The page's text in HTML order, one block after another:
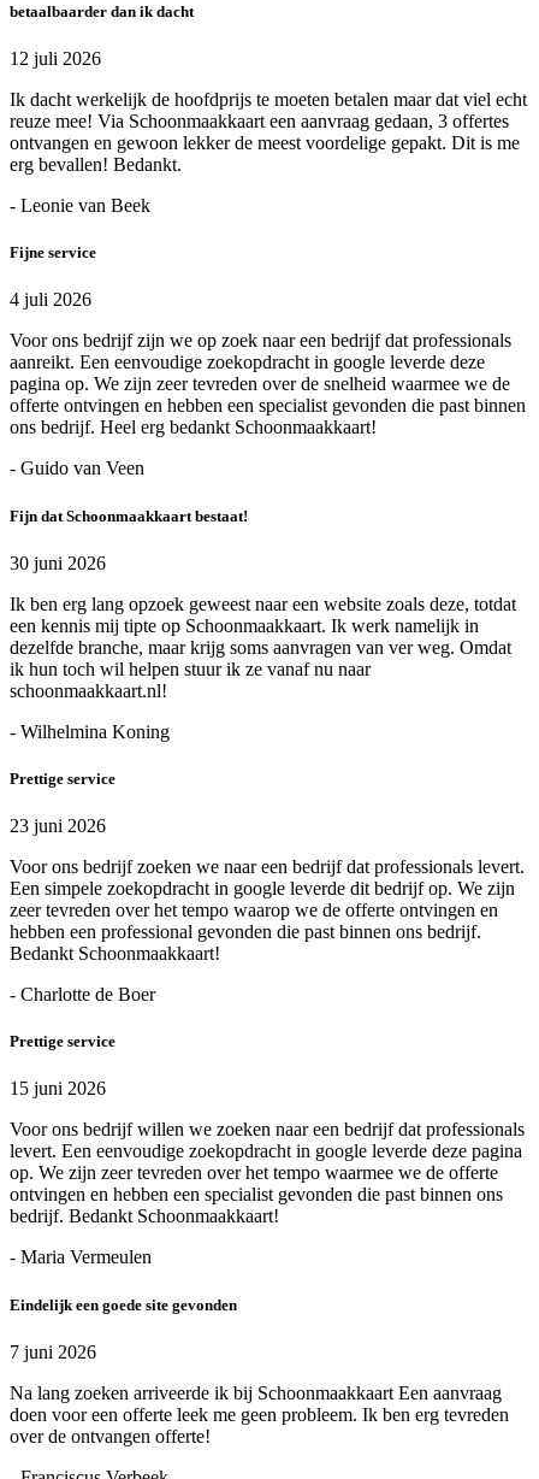
betaalbaarder dan ik dacht
12 juli 2026
Ik dacht werkelijk de hoofdprijs te moeten betalen maar dat viel echt
reuze mee! Via Schoonmaakkaart een aanvraag gedaan, 3 offertes
ontvangen en gewoon lekker de meest voordelige gepakt. Dit is me
erg bevallen! Bedankt.
- Leonie van Beek
Fijne service
4 juli 2026
Voor ons bedrijf zijn we op zoek naar een bedrijf dat professionals
aanreikt. Een eenvoudige zoekopdracht in google leverde deze
pagina op. We zijn zeer tevreden over de snelheid waarmee we de
offerte ontvingen en hebben een specialist gevonden die past binnen
ons bedrijf. Heel erg bedankt Schoonmaakkaart!
- Guido van Veen
Fijn dat Schoonmaakkaart bestaat!
30 juni 2026
Ik ben erg lang opzoek geweest naar een website zoals deze, totdat
een kennis mij tipte op Schoonmaakkaart. Ik werk namelijk in
dezelfde branche, maar krijg soms aanvragen van ver weg. Omdat
ik hun toch wil helpen stuur ik ze vanaf nu naar
schoonmaakkaart.nl!
- Wilhelmina Koning
Prettige service
23 juni 2026
Voor ons bedrijf zoeken we naar een bedrijf dat professionals levert.
Een simpele zoekopdracht in google leverde dit bedrijf op. We zijn
zeer tevreden over het tempo waarop we de offerte ontvingen en
hebben een professional gevonden die past binnen ons bedrijf.
Bedankt Schoonmaakkaart!
- Charlotte de Boer
Prettige service
15 juni 2026
Voor ons bedrijf willen we zoeken naar een bedrijf dat professionals
levert. Een eenvoudige zoekopdracht in google leverde deze pagina
op. We zijn zeer tevreden over het tempo waarmee we de offerte
ontvingen en hebben een specialist gevonden die past binnen ons
bedrijf. Bedankt Schoonmaakkaart!
- Maria Vermeulen
Eindelijk een goede site gevonden
7 juni 2026
Na lang zoeken arriveerde ik bij Schoonmaakkaart Een aanvraag
doen voor een offerte leek me geen probleem. Ik ben erg tevreden
over de ontvangen offerte!